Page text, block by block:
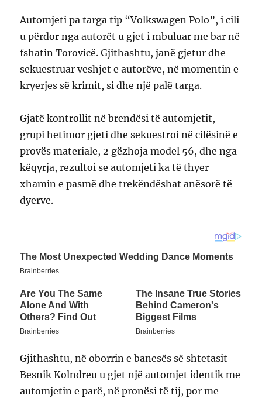
Automjeti pa targa tip “Volkswagen Polo”, i cili
u përdor nga autorët u gjet i mbuluar me bar në
fshatin Torovicë. Gjithashtu, janë gjetur dhe
sekuestruar veshjet e autorëve, në momentin e
kryerjes së krimit, si dhe një palë targa.
Gjatë kontrollit në brendësi të automjetit,
grupi hetimor gjeti dhe sekuestroi në cilësinë e
provës materiale, 2 gëzhoja model 56, dhe nga
këqyrja, rezultoi se automjeti ka të thyer
xhamin e pasmë dhe trekëndëshat anësorë të
dyerve.
Gjithashtu, në oborrin e banesës së shtetasit
Besnik Kolndreu u gjet një automjet identik me
automjetin e parë, në pronësi të tij, por me